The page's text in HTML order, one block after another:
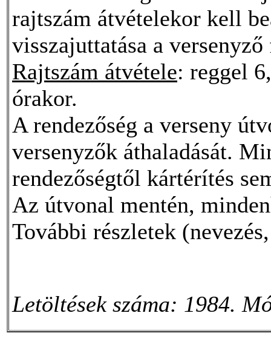
rajtszám átvételekor kell
visszajuttatása a versenyző
Rajtszám átvétele: reggel
órakor.
A rendezőség a verseny
versenyzők áthaladását.
rendezőségtől kártérítés
Az útvonal mentén,
További részletek
Letöltések száma: 1984.